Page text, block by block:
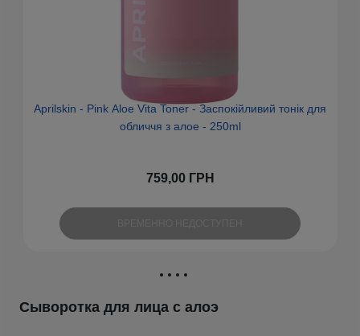
Aprilskin - Pink Aloe Vita Toner - Заспокійливий тонік для
обличчя з алое - 250ml
759,00 ГРН
Сыворотка для лица с алоэ